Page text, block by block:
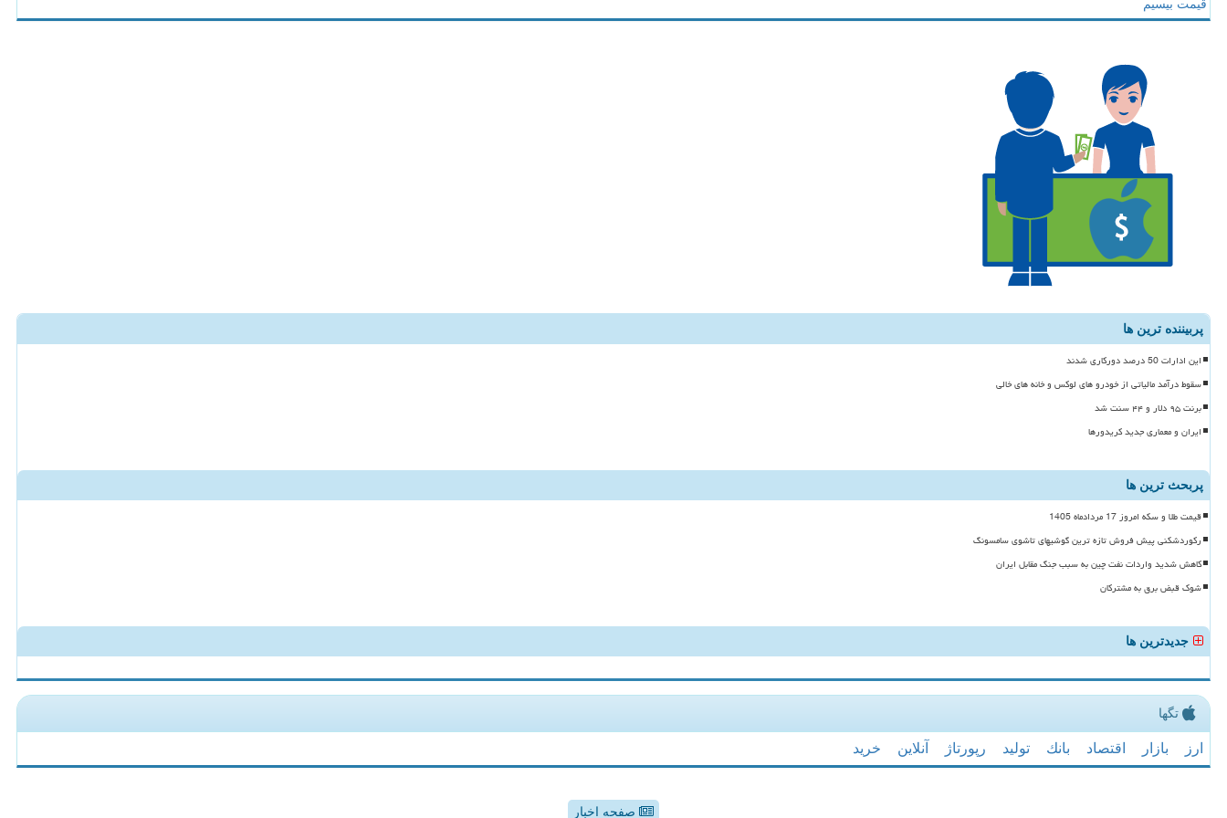
قیمت بیسیم
پربیننده ترین ها
این ادارات 50 درصد دورکاری شدند
سقوط درآمد مالیاتی از خودرو های لوکس و خانه های خالی
برنت ۹۵ دلار و ۴۴ سنت شد
ایران و معماری جدید کریدورها
پربحث ترین ها
قیمت طلا و سکه امروز 17 مردادماه 1405
رکوردشکنی پیش فروش تازه ترین گوشیهای تاشوی سامسونگ
کاهش شدید واردات نفت چین به سبب جنگ مقابل ایران
شوک قبض برق به مشترکان
جدیدترین ها
تگها
ارز بازار اقتصاد بانك تولید رپورتاژ آنلاین خرید
صفحه اخبار